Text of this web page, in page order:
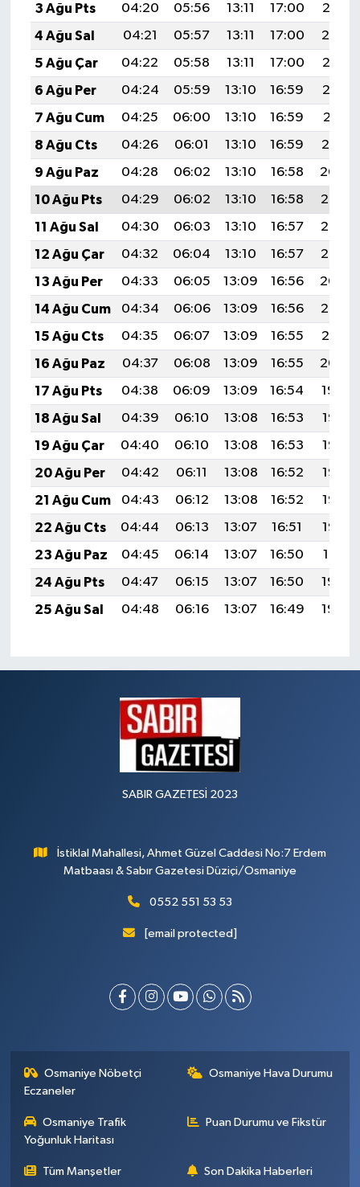
3 Ağu Pts
04:20 05:56 13:11 17:00
20:15
4 Ağu Sal
04:21 05:57 13:11 17:00
20:14
5 Ağu Çar
04:22 05:58 13:11 17:00
20:13
6 Ağu Per
04:24 05:59 13:10 16:59
20:12
7 Ağu Cum
04:25 06:00 13:10 16:59
20:11
8 Ağu Cts
04:26 06:01 13:10 16:59
20:10
9 Ağu Paz
04:28 06:02 13:10 16:58
20:09
10 Ağu Pts
04:29 06:02 13:10 16:58
20:07
11 Ağu Sal
04:30 06:03 13:10 16:57
20:06
12 Ağu Çar
04:32 06:04 13:10 16:57
20:05
13 Ağu Per
04:33 06:05 13:09 16:56
20:04
14 Ağu Cum
04:34 06:06 13:09 16:56
20:02
15 Ağu Cts
04:35 06:07 13:09 16:55
20:01
16 Ağu Paz
04:37 06:08 13:09 16:55
20:00
17 Ağu Pts
04:38 06:09 13:09 16:54
19:59
18 Ağu Sal
04:39 06:10 13:08 16:53
19:57
19 Ağu Çar
04:40 06:10 13:08 16:53
19:56
20 Ağu Per
04:42 06:11 13:08 16:52
19:55
21 Ağu Cum
04:43 06:12 13:08 16:52
19:53
22 Ağu Cts
04:44 06:13 13:07 16:51
19:52
23 Ağu Paz
04:45 06:14 13:07 16:50
19:51
24 Ağu Pts
04:47 06:15 13:07 16:50
19:49
25 Ağu Sal
04:48 06:16 13:07 16:49 19:48
SABIR GAZETESİ 2023
İstiklal Mahallesi, Ahmet Güzel Caddesi No:7 Erdem
Matbaası & Sabır Gazetesi Düziçi/Osmaniye
0552 551 53 53
[email protected]
Osmaniye Nöbetçi
Eczaneler
Osmaniye Hava Durumu
Osmaniye Trafik
Yoğunluk Haritası
Puan Durumu ve Fikstür
Tüm Manşetler Son Dakika Haberleri